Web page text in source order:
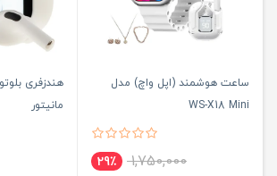
ساعت هوشمند (اپل واچ) مدل
WS-X18 Mini
1,750,000 29٪
مانیتور